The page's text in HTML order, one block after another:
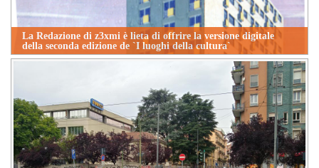
La Redazione di z3xmi è lieta di offrire la versione digitale
della seconda edizione de `I luoghi della cultura`